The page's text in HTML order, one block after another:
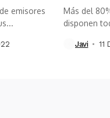
emisores
Más del
disponen
Javi 11